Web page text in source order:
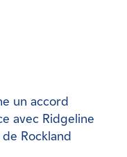
un accord
avec Ridgeline
Rockland